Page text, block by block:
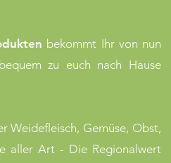
bekommt Ihr von nun
zu euch nach Hause
Weidefleisch, Gemüse, Obst,
aller Art - Die Regionalwert